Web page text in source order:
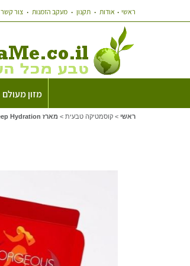
ראשי אודות תקנון מעקב הזמנות צור קשר
מזון מעולם
ראשי > קוסמטיקה טבעית > מארז Deep Hydration ג'ל ליובש בנרתיק ללא הורמונים Secret de Joie